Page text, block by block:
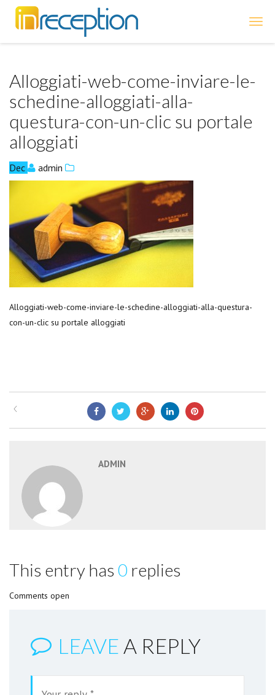
Alloggiati-web-come-inviare-le-
schedine-alloggiati-alla-
questura-con-un-clic su portale
alloggiati
Dec admin
Alloggiati-web-come-inviare-le-schedine-alloggiati-alla-questura-
con-un-clic su portale alloggiati
ADMIN
This entry has 0 replies
Comments open
LEAVE A REPLY